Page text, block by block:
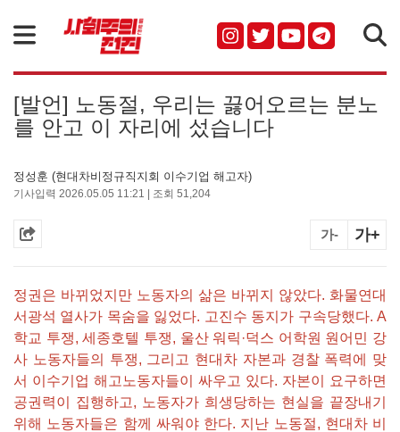
[발언] 노동절, 우리는 끓어오르는 분노
를 안고 이 자리에 섰습니다
정성훈 (현대차비정규직지회 이수기업 해고자)
기사입력 2026.05.05 11:21 | 조회 51,204
가- 가+
정권은 바뀌었지만 노동자의 삶은 바뀌지 않았다. 화물연대
서광석 열사가 목숨을 잃었다. 고진수 동지가 구속당했다. A
학교 투쟁, 세종호텔 투쟁, 울산 워릭·덕스 어학원 원어민 강
사 노동자들의 투쟁, 그리고 현대차 자본과 경찰 폭력에 맞
서 이수기업 해고노동자들이 싸우고 있다. 자본이 요구하면
공권력이 집행하고, 노동자가 희생당하는 현실을 끝장내기
위해 노동자들은 함께 싸워야 한다. 지난 노동절, 현대차 비